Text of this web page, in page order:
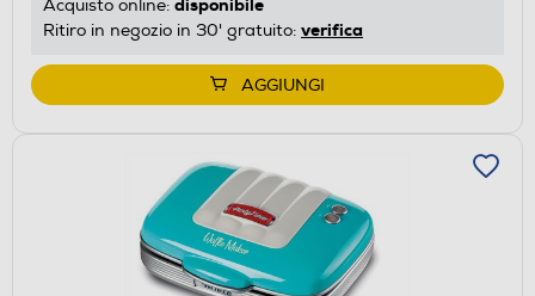
Acquisto online: disponibile
Ritiro in negozio in 30' gratuito: verifica
AGGIUNGI